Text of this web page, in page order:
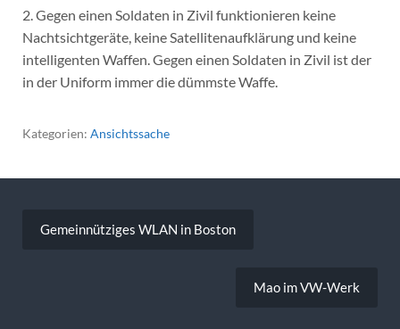
2. Gegen einen Soldaten in Zivil funktionieren keine
Nachtsichtgeräte, keine Satellitenaufklärung und keine
intelligenten Waffen. Gegen einen Soldaten in Zivil ist der
in der Uniform immer die dümmste Waffe.
Kategorien: Ansichtssache
Gemeinnütziges WLAN in Boston
Mao im VW-Werk